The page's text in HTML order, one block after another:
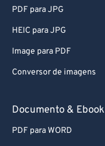
PDF para JPG
HEIC para JPG
Image para PDF
Conversor de imagens
Documento & Ebook
PDF para WORD